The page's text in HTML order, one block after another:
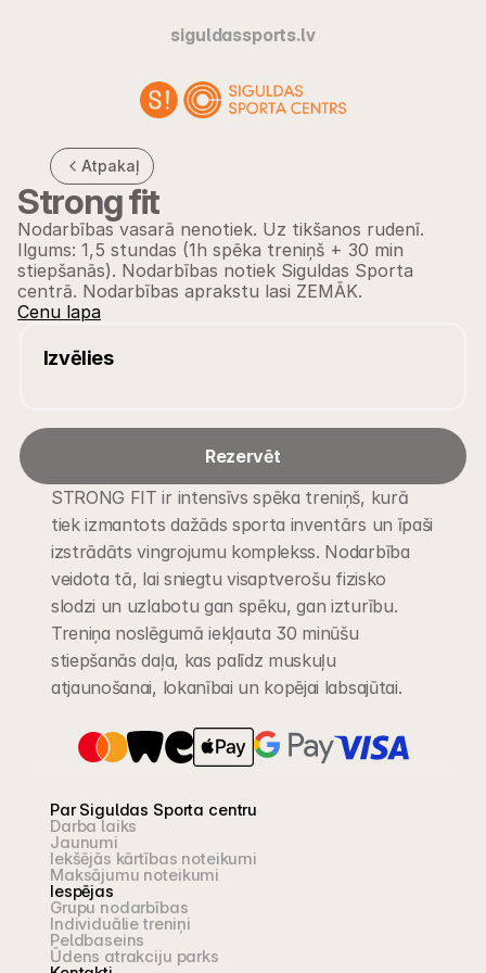
siguldassports.lv
Strong fit
Nodarbības vasarā nenotiek. Uz tikšanos rudenī.
Ilgums: 1,5 stundas (1h spēka treniņš + 30 min
stiepšanās). Nodarbības notiek Siguldas Sporta
centrā. Nodarbības aprakstu lasi ZEMĀK.
Cenu lapa
Izvēlies
Rezervēt
STRONG FIT ir intensīvs spēka treniņš, kurā
tiek izmantots dažāds sporta inventārs un īpaši
izstrādāts vingrojumu komplekss. Nodarbība
veidota tā, lai sniegtu visaptverošu fizisko
slodzi un uzlabotu gan spēku, gan izturību.
Treniņa noslēgumā iekļauta 30 minūšu
stiepšanās daļa, kas palīdz muskuļu
atjaunošanai, lokanībai un kopējai labsajūtai.
Atpakaļ
Par Siguldas Sporta centru
Darba laiks
Jaunumi
Iekšējās kārtības noteikumi
Maksājumu noteikumi
Iespējas
Grupu nodarbības
Individuālie treniņi
Peldbaseins
Ūdens atrakciju parks